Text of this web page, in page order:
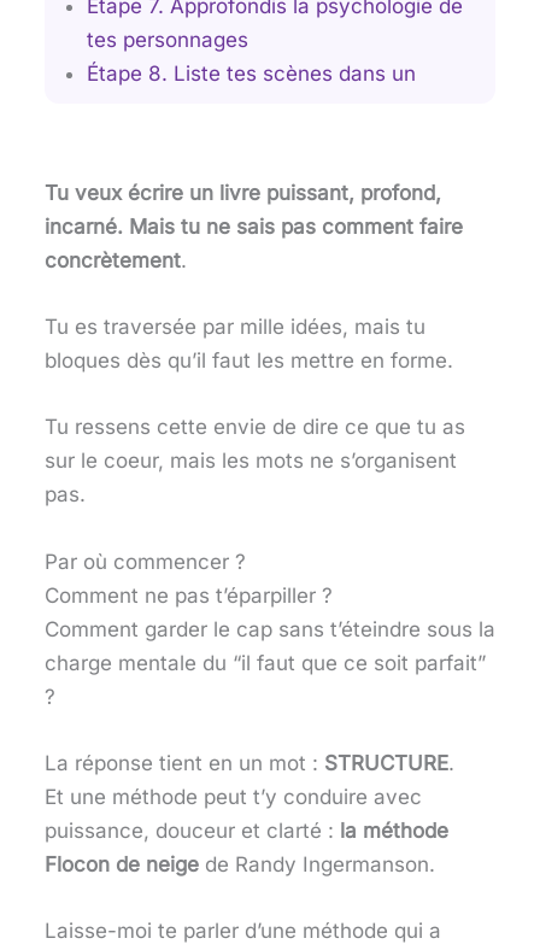
Étape 7. Approfondis la psychologie de
tes personnages
Étape 8. Liste tes scènes dans un
Étape 10. Lance-toi dans le premier jet
terminé, dans tes mains, sur une table,
dans une librairie.
Et maintenant, qu’est-ce que tu fais de
Tu veux écrire un livre puissant, profond,
incarné. Mais tu ne sais pas comment faire
concrètement.
Tu es traversée par mille idées, mais tu
bloques dès qu’il faut les mettre en forme.
Tu ressens cette envie de dire ce que tu as
sur le coeur, mais les mots ne s’organisent
pas.
Par où commencer ?
Comment ne pas t’éparpiller ?
Comment garder le cap sans t’éteindre sous la
charge mentale du “il faut que ce soit parfait”
?
La réponse tient en un mot : STRUCTURE.
Et une méthode peut t’y conduire avec
puissance, douceur et clarté : la méthode
Flocon de neige de Randy Ingermanson.
Laisse-moi te parler d’une méthode qui a